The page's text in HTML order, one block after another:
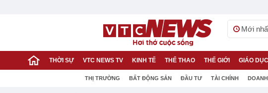
Mới
THỜI SỰ VTC NEWS TV KINH TẾ THỂ THAO THẾ GIỚI GIÁO DỤC
THỊ TRƯỜNG BẤT ĐỘNG SẢN ĐẦU TƯ TÀI CHÍNH